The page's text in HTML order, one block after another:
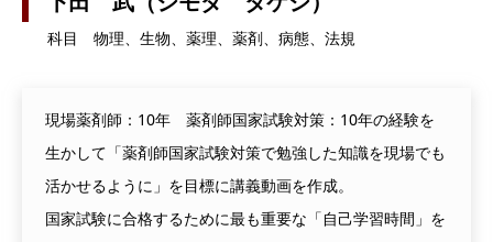
科目 物理、生物、薬理、薬剤、病態、法規
現場薬剤師：10年 薬剤師国家試験対策：10年の経験を
生かして「薬剤師国家試験対策で勉強した知識を現場でも
活かせるように」を目標に講義動画を作成。
国家試験に合格するために最も重要な「自己学習時間」を